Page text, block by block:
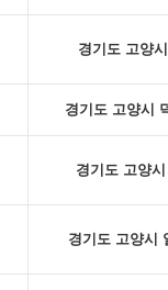
경기도 고양
경기도 고양시
경기도 고양
경기도 고양시